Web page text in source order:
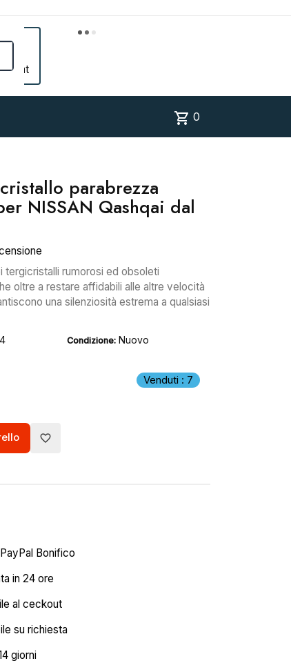
shopping_cart 0
parabrezza
NISSAN Qashqai dal
tergicristalli rumorosi ed obsoleti
oltre a restare affidabili alle altre velocità
una silenziosità estrema a qualsiasi
Condizione: Nuovo
Venduti : 7
favorite_border
Bonifico
in 24 ore
al ceckout
su richiesta
giorni